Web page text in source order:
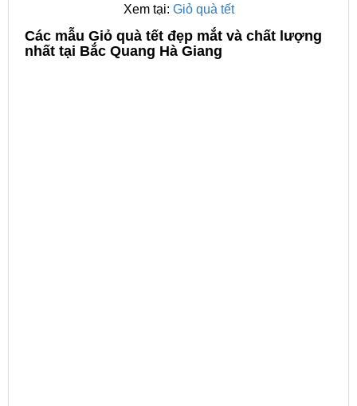
Xem tại: Giỏ quà tết
Các mẫu Giỏ quà tết đẹp mắt và chất lượng
nhất tại Bắc Quang Hà Giang